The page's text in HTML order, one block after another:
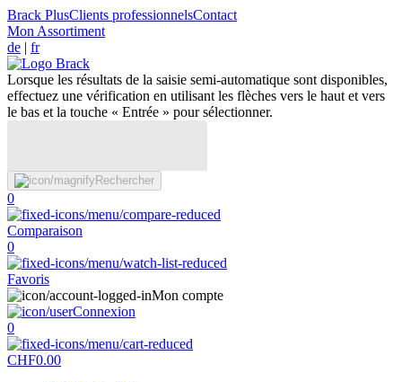
Brack PlusClients professionnelsContact
Mon Assortiment
de | fr
Lorsque les résultats de la saisie semi-automatique sont disponibles,
effectuez une vérification en utilisant les flèches vers le haut et vers
le bas et la touche « Entrée » pour sélectionner.
Rechercher
0
Comparaison
0
Favoris
Mon compte
Connexion
0
CHF0.00